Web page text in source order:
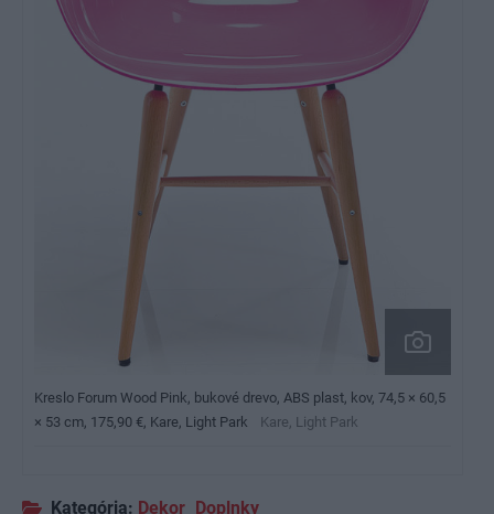
Kreslo Forum Wood Pink, bukové drevo, ABS plast, kov, 74,5 × 60,5
× 53 cm, 175,90 €, Kare, Light Park
Kare, Light Park
Kategória: Dekor Doplnky